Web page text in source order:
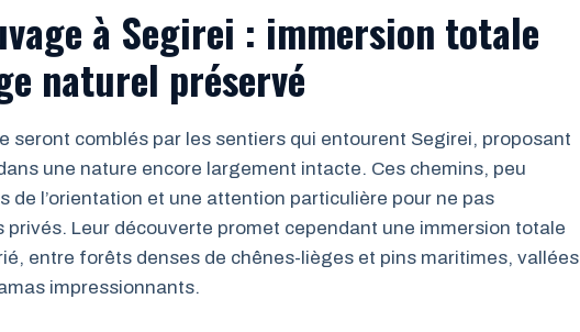
à Segirei : immersion totale
naturel préservé
seront comblés par les sentiers qui entourent Segirei, proposant
une nature encore largement intacte. Ces chemins, peu
de l’orientation et une attention particulière pour ne pas
privés. Leur découverte promet cependant une immersion totale
entre forêts denses de chênes-lièges et pins maritimes, vallées
impressionnants.